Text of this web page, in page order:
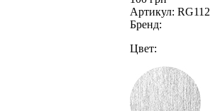
Артикул: RG112
Бренд:
Цвет: